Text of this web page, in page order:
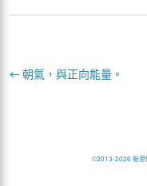
← 朝氣，與正向能量。
©2013-2026 新思